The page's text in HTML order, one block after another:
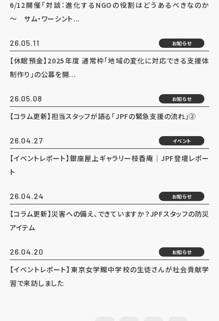
6/12開催「対談：進化するNGOの役割はどうあるべきなのか
～ サム・ワーシント...
26.05.11 お知らせ
【休眠預金】2025年度 通常枠「地域の変化に対応できる支援体
制作り」の公募を開...
26.05.08 お知らせ
【コラム更新】担当スタッフが語る「JPFの緊急支援の流れ」②
26.04.27 イベント
【イベントレポート】銀座屋上ギャラリー枝香庵｜JPF登壇レポー
ト
26.04.24 お知らせ
【コラム更新】災害への備え、できていますか？JPFスタッフの防災
アイテム
26.04.20 お知らせ
【イベントレポート】東京女学館中学校の生徒さんが社会貢献学
習で来訪しました